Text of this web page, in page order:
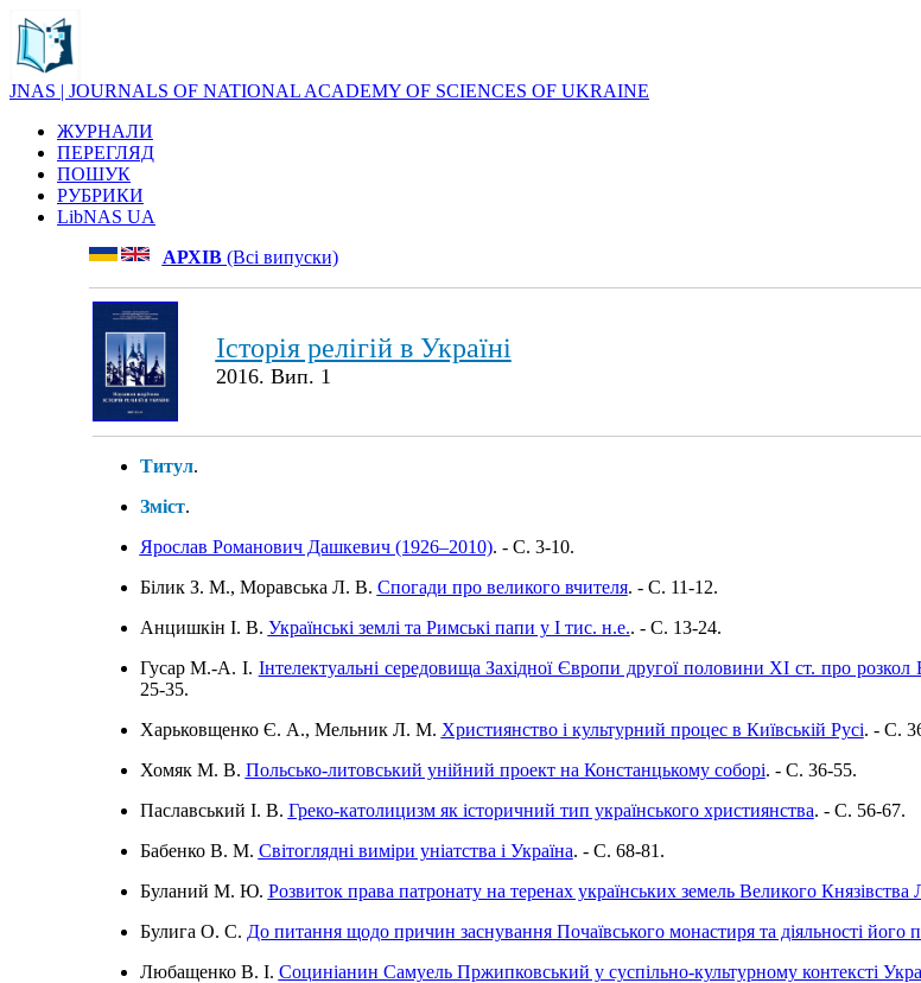
JNAS | JOURNALS OF NATIONAL ACADEMY OF SCIENCES OF UKRAINE
ЖУРНАЛИ
ПЕРЕГЛЯД
ПОШУК
РУБРИКИ
LibNAS UA
АРХІВ(Всі випуски)
Історія релігій в Україні
2016. Вип. 1
Титул.
Зміст.
Ярослав Романович Дашкевич (1926–2010). - C. 3-10.
Білик З. М., Моравська Л. В. Спогади про великого вчителя. - C. 11-12.
Анцишкін І. В. Українські землі та Римські папи у І тис. н.е.. - C. 13-24.
Гусар М.-А. І. Інтелектуальні середовища Західної Європи другої половини ХІ ст. про
25-35.
Харьковщенко Є. А., Мельник Л. М. Християнство і культурний процес в Київській Русі. - C.
Хомяк М. В. Польсько-литовський унійний проект на Констанцькому соборі. - C. 36-55.
Паславський І. В. Греко-католицизм як історичний тип українського християнства. - C. 56-67.
Бабенко В. М. Світоглядні виміри уніатства і Україна. - C. 68-81.
Буланий М. Ю. Розвиток права патронату на теренах українських земель Великого Князівства
Булига О. С. До питання щодо причин заснування Почаївського монастиря та діяльності його
Любащенко В. І. Социніанин Самуель Пржипковський у суспільно-культурному контексті